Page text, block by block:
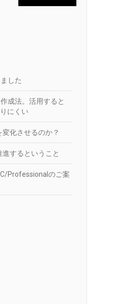
した
成法。活用すると
にくい
化させるのか？
するということ
Professionalのご案